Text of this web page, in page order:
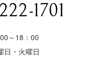
1701
～18：00
・火曜日